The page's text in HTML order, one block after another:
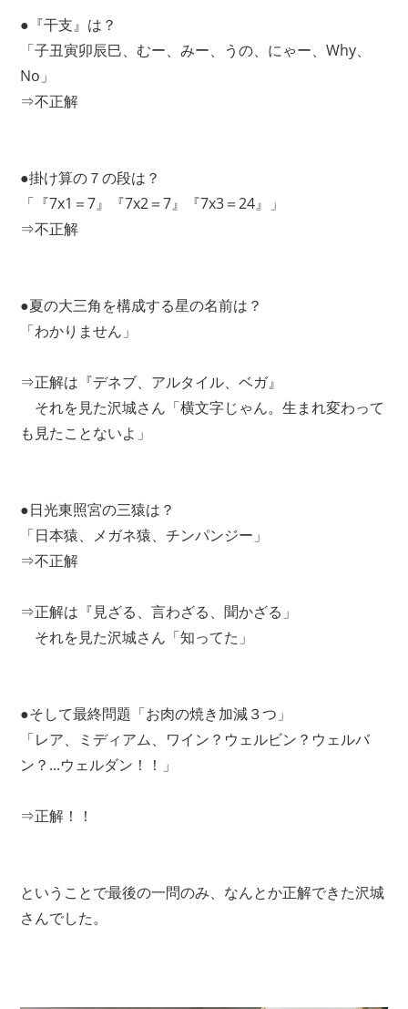
●『干支』は？
「子丑寅卯辰巳、むー、みー、うの、にゃー、Why、
No」
⇒不正解
●掛け算の７の段は？
「『7x1＝7』『7x2＝7』『7x3＝24』」
⇒不正解
●夏の大三角を構成する星の名前は？
「わかりません」
⇒正解は『デネブ、アルタイル、ベガ』
それを見た沢城さん「横文字じゃん。生まれ変わって
も見たことないよ」
●日光東照宮の三猿は？
「日本猿、メガネ猿、チンパンジー」
⇒不正解
⇒正解は『見ざる、言わざる、聞かざる」
それを見た沢城さん「知ってた」
●そして最終問題「お肉の焼き加減３つ」
「レア、ミディアム、ワイン？ウェルビン？ウェルバ
ン？...ウェルダン！！」
⇒正解！！
ということで最後の一問のみ、なんとか正解できた沢城
さんでした。